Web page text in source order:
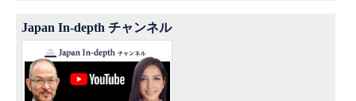
Japan In-depth チャンネル